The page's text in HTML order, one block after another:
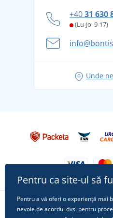
și în siguranță
Aventura de vară începe
pentru vacanță fără griji
Tricoul preferat City în rol
+4031 630
(Lu-Jo, 9-17)
Unde
Urmărește-ne pe
Pentru ca site-ul să
Pentru a vă oferi o experiență mai
nevoie de acordul dvs. pentru